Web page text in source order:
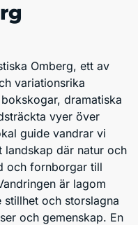
Omberg, ett av
variationsrika
dramatiska
vyer över
guide vandrar vi
landskap där natur och
och fornborgar till
är lagom
och storslagna
och gemenskap. En